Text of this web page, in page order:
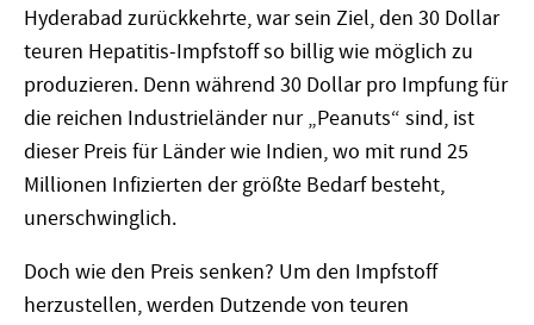
Hyderabad zurückkehrte, war sein Ziel, den 30 Dollar
teuren Hepatitis-Impfstoff so billig wie möglich zu
produzieren. Denn während 30 Dollar pro Impfung für
die reichen Industrieländer nur „Peanuts“ sind, ist
dieser Preis für Länder wie Indien, wo mit rund 25
Millionen Infizierten der größte Bedarf besteht,
unerschwinglich.
Doch wie den Preis senken? Um den Impfstoff
herzustellen, werden Dutzende von teuren